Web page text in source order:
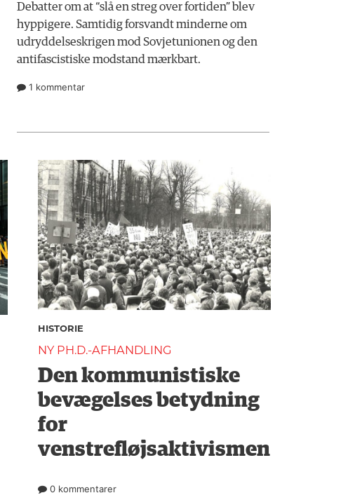
Debatter om at “slå en streg over fortiden” blev
hyppigere. Samtidig forsvandt minderne om
udryddelseskrigen mod Sovjetunionen og den
antifascistiske modstand mærkbart.
1 kommentar
HISTORIE
NY PH.D.-AFHANDLING
Den kommunistiske
bevægelses betydning
for
venstrefløjsaktivismen
0 kommentarer